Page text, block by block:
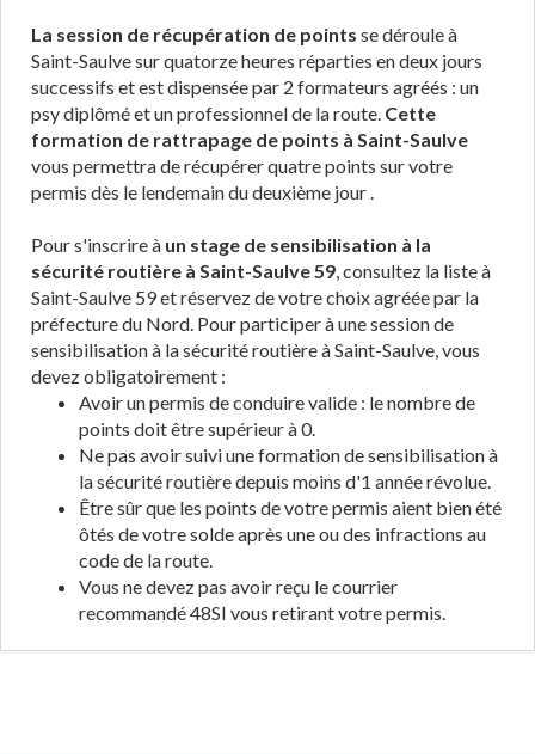
La session de récupération de points se déroule à
Saint-Saulve sur quatorze heures réparties en deux jours
successifs et est dispensée par 2 formateurs agréés : un
psy diplômé et un professionnel de la route. Cette
formation de rattrapage de points à Saint-Saulve
vous permettra de récupérer quatre points sur votre
permis dès le lendemain du deuxième jour .
Pour s'inscrire à un stage de sensibilisation à la
sécurité routière à Saint-Saulve 59, consultez la liste à
Saint-Saulve 59 et réservez de votre choix agréée par la
préfecture du Nord. Pour participer à une session de
sensibilisation à la sécurité routière à Saint-Saulve, vous
devez obligatoirement :
Avoir un permis de conduire valide : le nombre de
points doit être supérieur à 0.
Ne pas avoir suivi une formation de sensibilisation à
la sécurité routière depuis moins d'1 année révolue.
Être sûr que les points de votre permis aient bien été
ôtés de votre solde après une ou des infractions au
code de la route.
Vous ne devez pas avoir reçu le courrier
recommandé 48SI vous retirant votre permis.